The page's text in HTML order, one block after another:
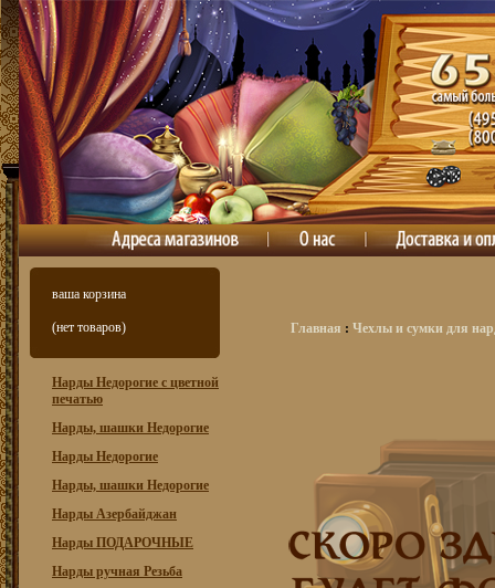
ваша корзина
(нет товаров)
Нарды Недорогие с цветной
печатью
Нарды, шашки Недорогие
Нарды Недорогие
Нарды, шашки Недорогие
Нарды Азербайджан
Нарды ПОДАРОЧНЫЕ
Нарды ручная Резьба
Главная : Чехлы и сумки для